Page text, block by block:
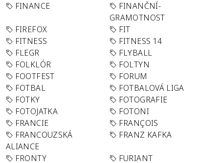
FINANCE
FINANČNÍ-
GRAMOTNOST
FIREFOX
FIT
FITNESS
FITNESS 14
FLEGR
FLYBALL
FOLKLÓR
FOLTYN
FOOTFEST
FORUM
FOTBAL
FOTBALOVÁ LIGA
FOTKY
FOTOGRAFIE
FOTOJATKA
FOTONI
FRANCIE
FRANÇOIS
FRANCOUZSKÁ
ALIANCE
FRANZ KAFKA
FRONTY
FURIANT